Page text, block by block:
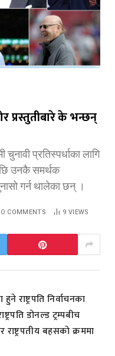
प्रस्तुतीबारे के भन्छन्
प्रतिस्पर्धाका लागि
उनकै समर्थक
गर्न थालेका छन् ।
COMMENTS 9 VIEWS
राष्ट्रपति निर्वाचनका
डोनल्ड ट्रम्पबीच
राष्ट्रपतीय बहसको क्रममा